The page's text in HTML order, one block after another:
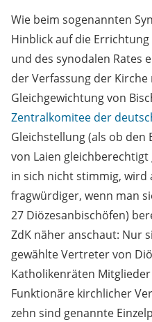
Wie beim sogenannten
Hinblick auf die
und des synodalen Rates
der Verfassung der
Gleichgewichtung von
Zentralkomitee der
Gleichstellung (als ob
von Laien
in sich nicht stimmig, wird
fragwürdiger, wenn man
27 Diözesanbischöfen)
ZdK näher anschaut: Nur
gewählte Vertreter von
Katholikenräten Mitglieder
Funktionäre kirchlicher
zehn sind genannte